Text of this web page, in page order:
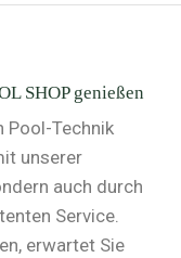
SHOP genießen
Pool-Technik
unserer
auch durch
Service.
erwartet Sie